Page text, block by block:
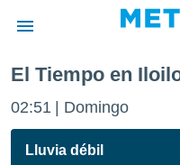
de
por
El Tiempo en
02:51 Domingo
Lluvia débil